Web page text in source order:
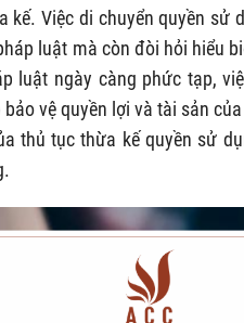
kế. Việc di chuyển quyền sử
luật mà còn đòi hỏi hiểu
luật ngày càng phức tạp,
vệ quyền lợi và tài sản
thủ tục thừa kế quyền sử